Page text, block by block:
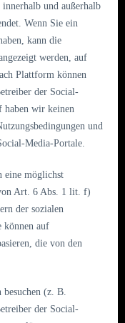
und außerhalb
Wenn Sie ein
kann die
werden, auf
Plattform können
der Social-
haben wir keinen
und
Media-Portale.
eine möglichst
Art. 6 Abs. 1 lit. f)
der sozialen
können auf
die von den
besuchen (z. B.
der Social-